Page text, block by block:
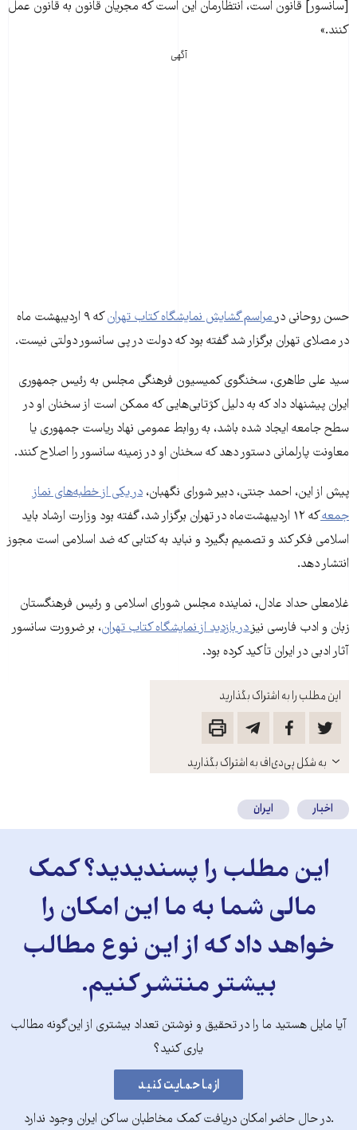
این مطلب را به اشتراک بگذارید
باز
کنید
به شکل پی‌دی‌اف به اشتراک بگذارید
[سانسور] قانون است، انتظارمان این است که مجریان قانون به قانون عمل
کنند.»
آگهی
حسن روحانی درمراسم گشایش نمایشگاه کتاب تهران
که ۹ اردیبهشت ماه
در مصلای تهران برگزار شد گفته بود که دولت در پی سانسور دولتی نیست.
سید علی طاهری، سخنگوی کمیسیون فرهنگی مجلس به رئیس جمهوری
ایران پیشنهاد داد که به دلیل کژتابی‌هایی که ممکن است از سخنان او در
سطح جامعه ایجاد شده باشد، به روابط عمومی نهاد ریاست جمهوری یا
معاونت پارلمانی دستور دهد که سخنان او در زمینه سانسور را اصلاح کنند.
پیش از این، احمد جنتی، دبیر شورای نگهبان، در یکی از خطبه‌های نماز
جمعه
که ۱۲ اردیبهشت‌ماه در تهران برگزار شد، گفته بود وزارت ارشاد باید
اسلامی فکر کند و تصمیم بگیرد و نباید به کتابی که ضد اسلامی است مجوز
انتشار دهد.
غلامعلی حداد عادل، نماینده مجلس شورای اسلامی و رئیس فرهنگستان
زبان و ادب فارسی نیزدر بازدید از نمایشگاه کتاب تهران، بر ضرورت سانسور
آثار ادبی در ایران تأکید کرده بود.
اخبار ایران
این مطلب را پسندیدید؟ کمک
مالی شما به ما این امکان را
خواهد داد که از این نوع مطالب
بیشتر منتشر کنیم.
آیا مایل هستید ما را در تحقیق و نوشتن تعداد بیشتری از این‌گونه مطالب
یاری کنید؟
.در حال حاضر امکان دریافت کمک مخاطبان ساکن ایران وجود ندارد